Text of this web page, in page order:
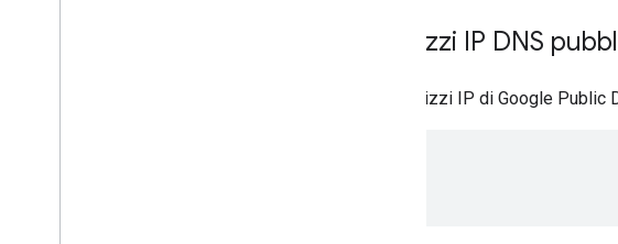
Indirizzi IP DNS
Gli indirizzi IP di Google Public